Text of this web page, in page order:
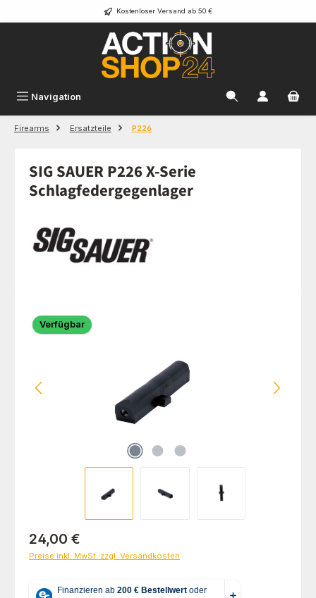
Zum Hauptinhalt springen Kostenloser Versand ab 50 €
Navigation
Firearms Ersatzteile P226
SIG SAUER P226 X-Serie
Schlagfedergegenlager
Bildergalerie überspringen
Verfügbar
Regulärer Preis:
24,00 €
Preise inkl. MwSt. zzgl. Versandkosten